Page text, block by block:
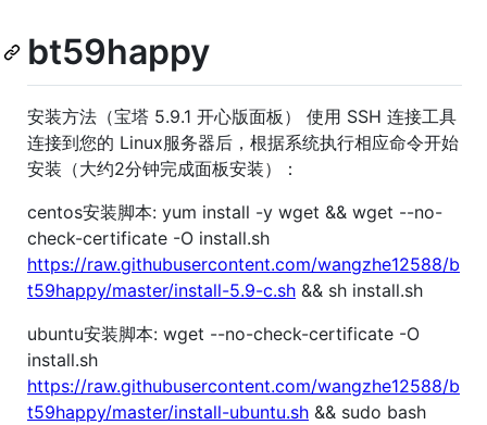
bt59happy
安装方法（宝塔 5.9.1 开心版面板） 使用 SSH 连接工具
连接到您的 Linux服务器后，根据系统执行相应命令开始
安装（大约2分钟完成面板安装）：
centos安装脚本: yum install -y wget && wget --no-
check-certificate -O install.sh
https://raw.githubusercontent.com/wangzhe12588/b
t59happy/master/install-5.9-c.sh && sh install.sh
ubuntu安装脚本: wget --no-check-certificate -O
install.sh
https://raw.githubusercontent.com/wangzhe12588/b
t59happy/master/install-ubuntu.sh && sudo bash